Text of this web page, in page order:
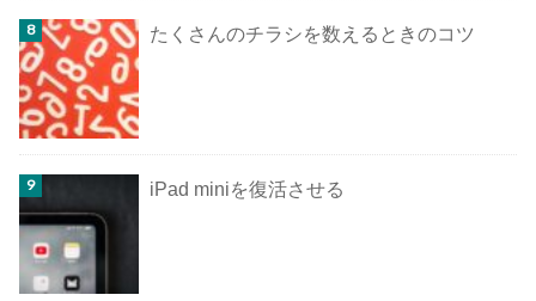
たくさんのチラシを数えるときのコツ
iPad miniを復活させる